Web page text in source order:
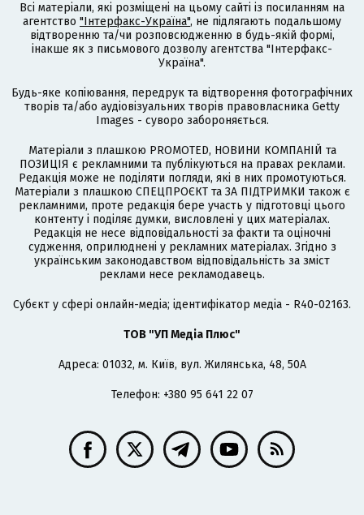
Всі матеріали, які розміщені на цьому сайті із посиланням на
агентство "Інтерфакс-Україна", не підлягають подальшому
відтворенню та/чи розповсюдженню в будь-якій формі,
інакше як з письмового дозволу агентства "Інтерфакс-
Україна".
Будь-яке копіювання, передрук та відтворення фотографічних
творів та/або аудіовізуальних творів правовласника Getty
Images - суворо забороняється.
Матеріали з плашкою PROMOTED, НОВИНИ КОМПАНІЙ та
ПОЗИЦІЯ є рекламними та публікуються на правах реклами.
Редакція може не поділяти погляди, які в них промотуються.
Матеріали з плашкою СПЕЦПРОЄКТ та ЗА ПІДТРИМКИ також є
рекламними, проте редакція бере участь у підготовці цього
контенту і поділяє думки, висловлені у цих матеріалах.
Редакція не несе відповідальності за факти та оціночні
судження, оприлюднені у рекламних матеріалах. Згідно з
українським законодавством відповідальність за зміст
реклами несе рекламодавець.
Cубєкт у сфері онлайн-медіа; ідентифікатор медіа - R40-02163.
ТОВ "УП Медіа Плюс"
Адреса: 01032, м. Київ, вул. Жилянська, 48, 50А
Телефон: +380 95 641 22 07